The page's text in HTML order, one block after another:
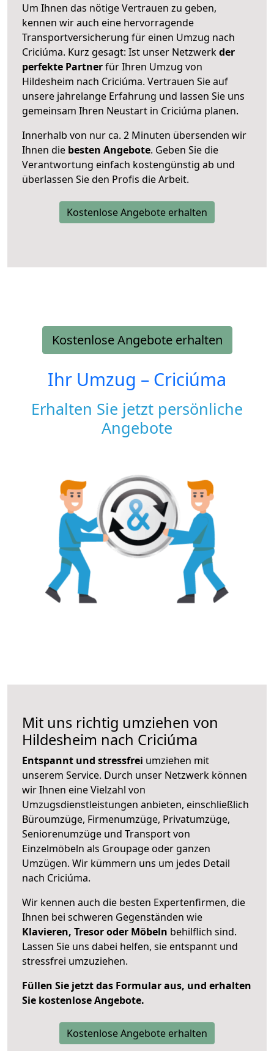
Um Ihnen das nötige Vertrauen zu geben,
kennen wir auch eine hervorragende
Transportversicherung für einen Umzug nach
Criciúma. Kurz gesagt: Ist unser Netzwerkder
perfekte Partnerfür Ihren Umzug von
Hildesheim nach Criciúma. Vertrauen Sie auf
unsere jahrelange Erfahrung und lassen Sie uns
gemeinsam Ihren Neustart in Criciúma planen.
Innerhalb von nur ca. 2 Minuten übersenden wir
Ihnen die besten Angebote. Geben Sie die
Verantwortung einfach kostengünstig ab und
überlassen Sie den Profis die Arbeit.
Kostenlose Angebote erhalten
Kostenlose Angebote erhalten
Ihr Umzug – Criciúma
Erhalten Sie jetzt persönliche
Angebote
Mit uns richtig umziehen von
Hildesheim nach Criciúma
Entspannt und stressfrei umziehen mit
unserem Service. Durch unser Netzwerk können
wir Ihnen eine Vielzahl von
Umzugsdienstleistungen anbieten, einschließlich
Büroumzüge, Firmenumzüge, Privatumzüge,
Seniorenumzüge und Transport von
Einzelmöbeln als Groupage oder ganzen
Umzügen. Wir kümmern uns um jedes Detail
nach Criciúma.
Wir kennen auch die besten Expertenfirmen, die
Ihnen bei schweren Gegenständen wie
Klavieren, Tresor oder Möbeln behilflich sind.
Lassen Sie uns dabei helfen, sie entspannt und
stressfrei umzuziehen.
Füllen Sie jetzt das Formular aus, und erhalten
Sie kostenlose Angebote.
Kostenlose Angebote erhalten